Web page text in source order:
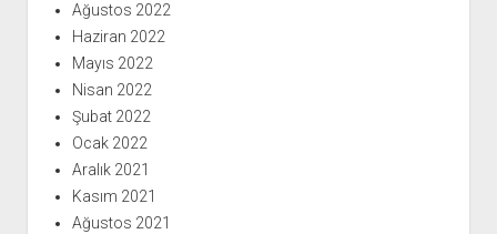
Ağustos 2022
Haziran 2022
Mayıs 2022
Nisan 2022
Şubat 2022
Ocak 2022
Aralık 2021
Kasım 2021
Ağustos 2021